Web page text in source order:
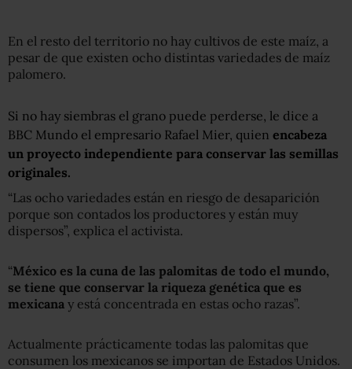
En el resto del territorio no hay cultivos de este maíz, a
pesar de que existen ocho distintas variedades de maíz
palomero.
Si no hay siembras el grano puede perderse, le dice a
BBC Mundo el empresario Rafael Mier, quien encabeza
un proyecto independiente para conservar las semillas
originales.
“Las ocho variedades están en riesgo de desaparición
porque son contados los productores y están muy
dispersos”, explica el activista.
“México es la cuna de las palomitas de todo el mundo,
se tiene que conservar la riqueza genética que es
mexicana y está concentrada en estas ocho razas”.
Actualmente prácticamente todas las palomitas que
consumen los mexicanos se importan de Estados Unidos.